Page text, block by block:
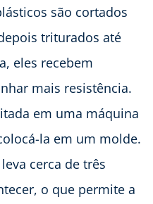
são cortados
triturados até
eles recebem
mais resistência.
em uma máquina
la em um molde.
cerca de três
o que permite a